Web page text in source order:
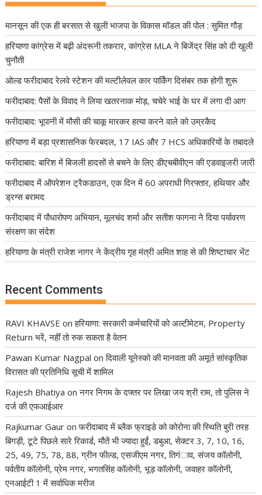
मानसून की एक ही बरसात से खुली भाजपा के विकास मॉडल की पोल : सुमित गौड़
हरियाणा कांग्रेस में बढ़ी अंदरूनी तकरार, कांग्रेस MLA ने बिजेंद्र सिंह को दी खुली
चुनौती
ओल्ड फरीदाबाद रेलवे स्टेशन की मल्टीलेवल कार पार्किंग दिसंबर तक होगी शुरू
फरीदाबाद: पैसों के विवाद ने लिया खतरनाक मोड़, चचेरे भाई के घर में लगा दी आग
फरीदाबाद: भूपानी में मौसी की चाकू मारकर हत्या करने वाले को उम्रकैद
हरियाणा में बड़ा प्रशासनिक फेरबदल, 17 IAS और 7 HCS अधिकारियों के तबादले
फरीदाबाद: बारिश में बिजली हादसों से बचने के लिए डीएचबीवीएन की एडवाइजरी जारी
फरीदाबाद में ऑपरेशन ट्रैकडाउन, एक दिन में 60 अपराधी गिरफ्तार, हथियार और
ड्रग्स बरामद
फरीदाबाद में पौधारोपण अभियान, मूलचंद शर्मा और सतीश फागना ने दिया पर्यावरण
संरक्षण का संदेश
हरियाणा के मंत्री राजेश नागर ने केंद्रीय गृह मंत्री अमित शाह से की शिष्टाचार भेंट
Recent Comments
RAVI KHAVSE onहरियाणा: सरकारी कर्मचारियों को अल्टीमेटम, Property
Return भरें, नहीं तो रुक सकता है वेतन
Pawan Kumar Nagpal onदिवाली यूनेस्को की मानवता की अमूर्त सांस्कृतिक
विरासत की प्रतिनिधि सूची में शामिल
Rajesh Bhatiya onनगर निगम के दफ्तर पर लिखा जय श्री राम, तो पुलिस ने
दर्ज की एफआईआर
Rajkumar Gaur onफरीदाबाद में ब्लैक फ्राइडे को कोरोना की स्थिति बुरी तरह
बिगड़ी, टूटे पिछले सारे रिकार्ड, मौतें भी ज्यादा हुईं, डबुआ, सेक्टर 3, 7, 10, 16,
25, 49, 75, 78, 88, ग्रीन फील्ड, एसजीएम नगर, तिगंाव, संजय कॉलोनी,
पर्वतीय कॉलोनी, प्रेम नगर, भगतसिंह कॉलोनी, भूड़ कॉलोनी, जवाहर कॉलोनी,
एनआईटी 1 में सर्वाधिक मरीज